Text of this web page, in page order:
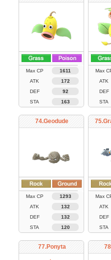
Max CP
1611
ATK
172
DEF
92
STA
163
Max
ATK
DEF
STA
74.Geodude
Max CP
1293
ATK
132
DEF
132
STA
120
Max
ATK
DEF
STA
77.Ponyta